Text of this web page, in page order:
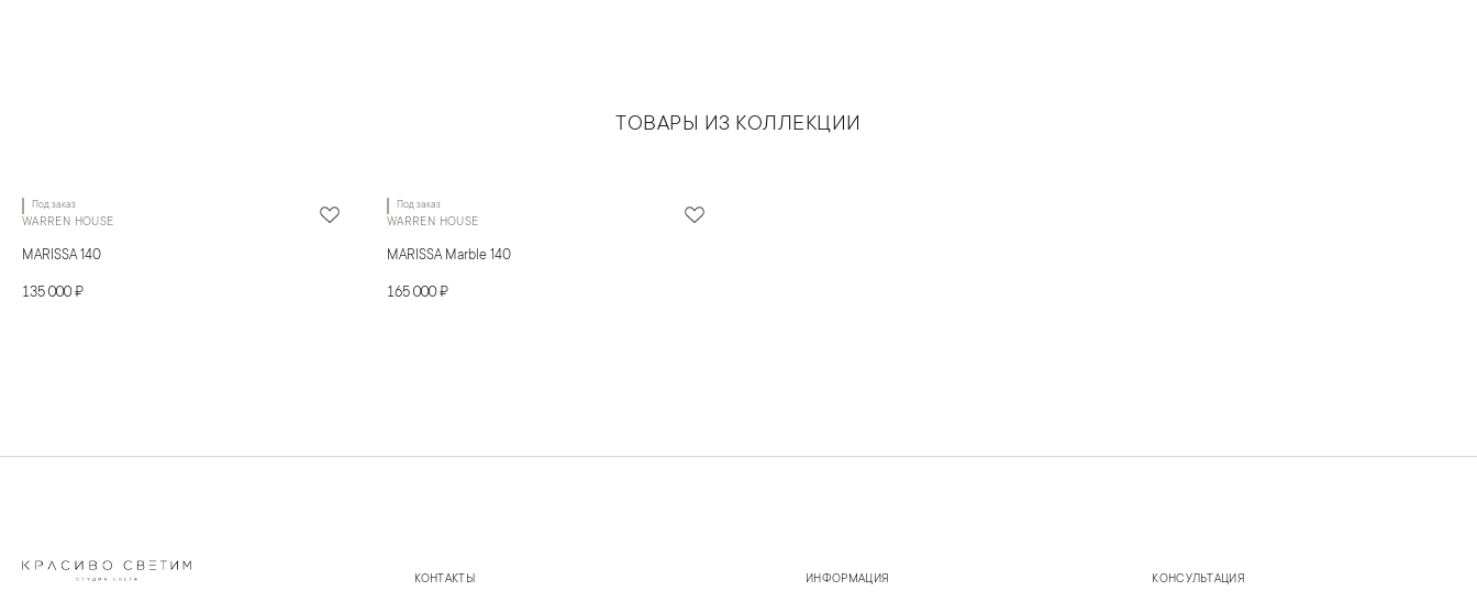
ТОВАРЫ ИЗ КОЛЛЕКЦИИ
Под заказ
WARREN HOUSE
MARISSA 140
135 000 ₽
Под заказ
WARREN HOUSE
MARISSA Marble 140
165 000 ₽
КОНТАКТЫ КОНСУЛЬТАЦИЯ
ИНФОРМАЦИЯ